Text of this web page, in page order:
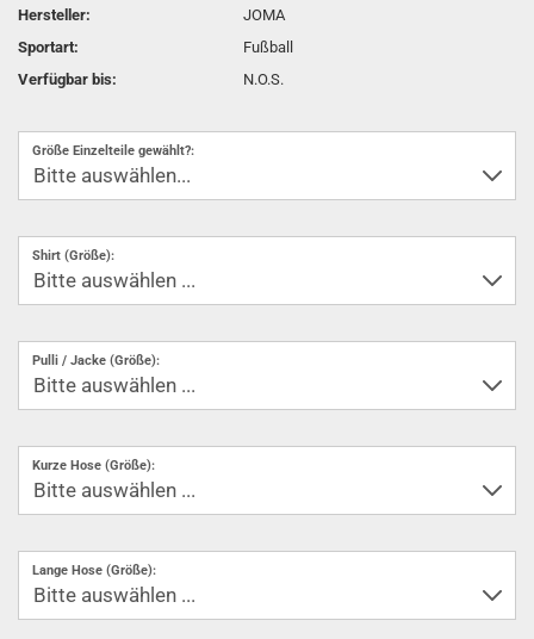
Hersteller:
JOMA
Sportart:
Fußball
Verfügbar bis:
N.O.S.
Größe Einzelteile gewählt?:
Shirt (Größe):
Pulli / Jacke (Größe):
Kurze Hose (Größe):
Lange Hose (Größe):